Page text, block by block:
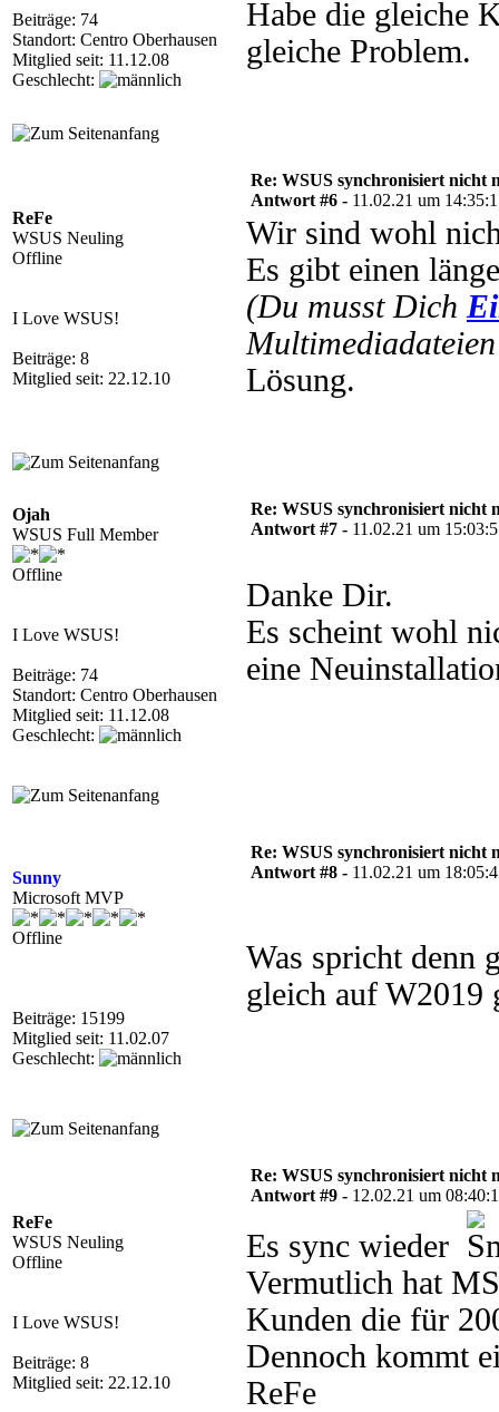
Beiträge: 74
Standort: Centro Oberhausen
Mitglied seit: 11.12.08
Geschlecht:
Habe die gleiche
gleiche Problem.
ReFe
WSUS Neuling
Offline
I Love WSUS!
Beiträge: 8
Mitglied seit: 22.12.10
Re: WSUS synchronisiert nicht
Antwort #6 - 11.02.21 um
Wir sind wohl
Es gibt einen
(Du musst Dich
Lösung.
Ojah
WSUS Full Member
Offline
I Love WSUS!
Beiträge: 74
Standort: Centro Oberhausen
Mitglied seit: 11.12.08
Geschlecht:
Re: WSUS synchronisiert nicht
Antwort #7 - 11.02.21 um
Danke Dir.
Es scheint wohl
eine
Sunny
Microsoft MVP
Offline
Beiträge: 15199
Mitglied seit: 11.02.07
Geschlecht:
Re: WSUS synchronisiert nicht
Antwort #8 - 11.02.21 um
Was spricht denn
gleich auf W2019
ReFe
WSUS Neuling
Offline
I Love WSUS!
Beiträge: 8
Mitglied seit: 22.12.10
Re: WSUS synchronisiert nicht
Antwort #9 - 12.02.21 um
Es sync wieder
Vermutlich hat
Kunden die für
Dennoch kommt
ReFe